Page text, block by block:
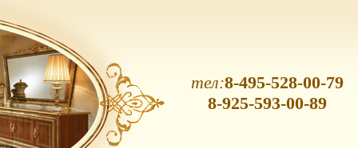
тел:8-495-528-00-79
8-925-593-00-89